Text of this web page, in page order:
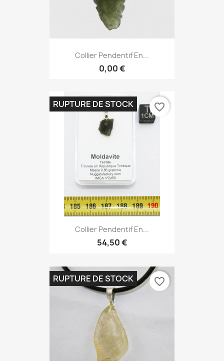
Collier Pendentif En...
0,00 €
Collier Pendentif En...
54,50 €
RUPTURE DE STOCK favorite_border
RUPTURE DE STOCK favorite_border